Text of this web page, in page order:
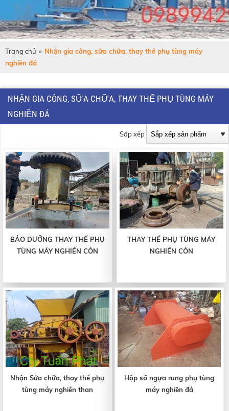
Trang chủ » Nhận gia công, sữa chữa, thay thế phụ tùng máy
nghiền đá
NHẬN GIA CÔNG, SỮA CHỮA, THAY THẾ PHỤ TÙNG MÁY
NGHIỀN ĐÁ
Sắp xếp
BẢO DƯỠNG THAY THẾ PHỤ
TÙNG MÁY NGHIỀN CÔN
THAY THẾ PHỤ TÙNG MÁY
NGHIỀN CÔN
Nhận Sửa chữa, thay thế phụ
tùng máy nghiền than
Hộp số ngựa rung phụ tùng
máy nghiền đá